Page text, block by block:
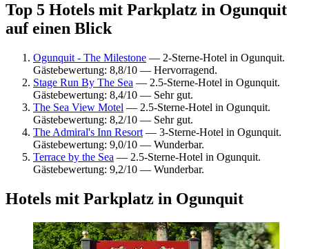
Top 5 Hotels mit Parkplatz in Ogunquit
auf einen Blick
Ogunquit - The Milestone — 2-Sterne-Hotel in Ogunquit.
Gästebewertung: 8,8/10 — Hervorragend.
Stage Run By The Sea — 2.5-Sterne-Hotel in Ogunquit.
Gästebewertung: 8,4/10 — Sehr gut.
The Sea View Motel — 2.5-Sterne-Hotel in Ogunquit.
Gästebewertung: 8,2/10 — Sehr gut.
The Admiral's Inn Resort — 3-Sterne-Hotel in Ogunquit.
Gästebewertung: 9,0/10 — Wunderbar.
Terrace by the Sea — 2.5-Sterne-Hotel in Ogunquit.
Gästebewertung: 9,2/10 — Wunderbar.
Hotels mit Parkplatz in Ogunquit